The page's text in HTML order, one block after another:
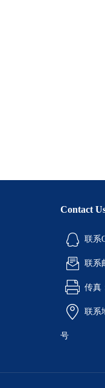
Contact
联系
联系
传真
联系
号